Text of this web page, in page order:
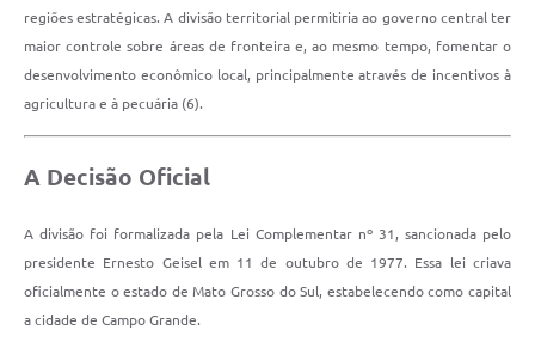
regiões estratégicas. A divisão territorial permitiria ao governo central ter
maior controle sobre áreas de fronteira e, ao mesmo tempo, fomentar o
desenvolvimento econômico local, principalmente através de incentivos à
agricultura e à pecuária (6).
A Decisão Oficial
A divisão foi formalizada pela Lei Complementar nº 31, sancionada pelo
presidente Ernesto Geisel em 11 de outubro de 1977. Essa lei criava
oficialmente o estado de Mato Grosso do Sul, estabelecendo como capital
a cidade de Campo Grande.